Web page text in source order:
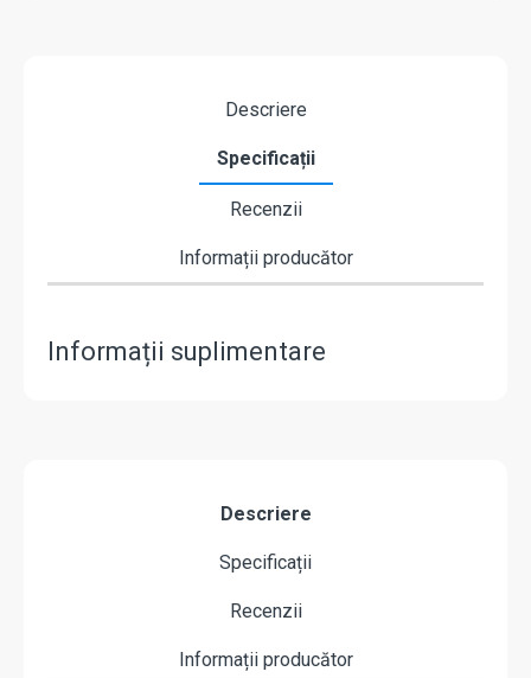
Descriere
Specificații
Recenzii
Informații producător
Informații suplimentare
Descriere
Specificații
Recenzii
Informații producător